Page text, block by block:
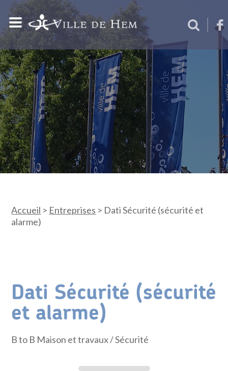
Accueil > Entreprises > Dati Sécurité (sécurité et
alarme)
Dati Sécurité (sécurité
et alarme)
B to B Maison et travaux/ Sécurité